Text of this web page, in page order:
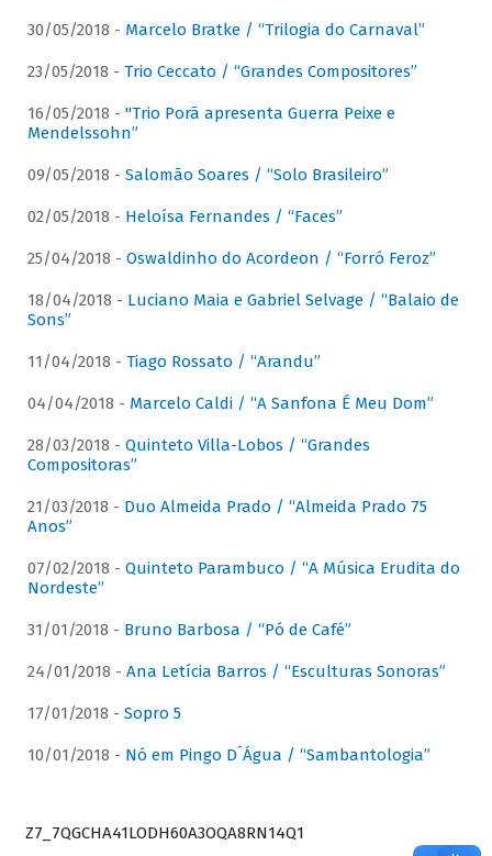
30/05/2018 - Marcelo Bratke / “Trilogia do Carnaval”
23/05/2018 - Trio Ceccato / “Grandes Compositores”
16/05/2018 - "Trio Porã apresenta Guerra Peixe e
Mendelssohn”
09/05/2018 - Salomão Soares / “Solo Brasileiro”
02/05/2018 - Heloísa Fernandes / “Faces”
25/04/2018 - Oswaldinho do Acordeon / “Forró Feroz”
18/04/2018 - Luciano Maia e Gabriel Selvage / “Balaio de
Sons”
11/04/2018 - Tiago Rossato / “Arandu”
04/04/2018 - Marcelo Caldi / “A Sanfona É Meu Dom”
28/03/2018 - Quinteto Villa-Lobos / “Grandes
Compositoras”
21/03/2018 - Duo Almeida Prado / “Almeida Prado 75
Anos”
07/02/2018 - Quinteto Parambuco / “A Música Erudita do
Nordeste”
31/01/2018 - Bruno Barbosa / “Pó de Café”
24/01/2018 - Ana Letícia Barros / “Esculturas Sonoras”
17/01/2018 - Sopro 5
10/01/2018 - Nó em Pingo D´Água / “Sambantologia”
Z7_7QGCHA41LODH60A3OQA8RN14Q1